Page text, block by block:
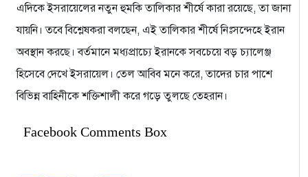
এদিকে ইসরায়েলের নতুন হুমকি তালিকার শীর্ষে কারা রয়েছে, তা জানা
যায়নি। তবে বিশ্লেষকরা বলছেন, এই তালিকার শীর্ষে নিঃসন্দেহে ইরান
অবস্থান করছে। বর্তমানে মধ্যপ্রাচ্যে ইরানকে সবচেয়ে বড় চ্যালেঞ্জ
হিসেবে দেখে ইসরায়েল। তেল আবিব মনে করে, তাদের চার পাশে
বিভিন্ন বাহিনীকে শক্তিশালী করে গড়ে তুলছে তেহরান।
Facebook Comments Box